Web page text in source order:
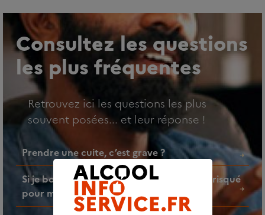
Consultez les questions
les plus fréquentes
Retrouvez ici les questions les plus
souvent posées... et leur réponse !
Prendre une cuite, c’est grave ?
Si je bois un verre d’alcool par jour, est-ce risqué
pour ma santé ?